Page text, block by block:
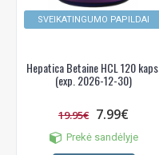
SVEIKATINGUMO PAPILDAI
Hepatica Betaine HCL 120 kaps.
(exp. 2026-12-30)
19.95€ 7.99€
Prekė sandėlyje